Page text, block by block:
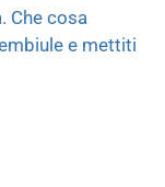
Che cosa
e mettiti